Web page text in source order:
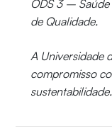
ODS 3 –
de Qualidade.
A Universidade
compromisso
sustentabilidade.